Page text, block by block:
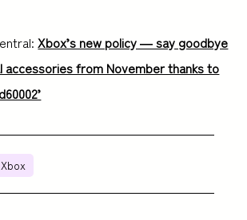
Xbox’s new policy — say goodbye
accessories from November thanks to
Xbox